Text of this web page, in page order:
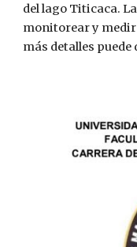
del lago Titicaca.
monitorear y
más detalles